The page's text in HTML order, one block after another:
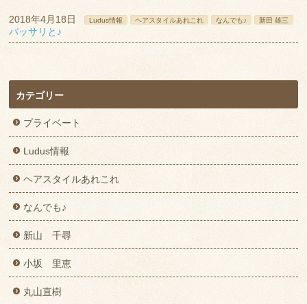
2018年4月18日 Ludus情報 ヘアスタイルあれこれ なんでも♪ 新田 雄三
バッサリと♪
カテゴリー
プライベート
Ludus情報
ヘアスタイルあれこれ
なんでも♪
新山 千尋
小坂 里恵
丸山直樹